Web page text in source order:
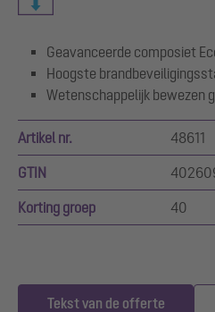
Geavanceerde composiet
Hoogste
Wetenschappelijk bewezen
Artikel nr. 48611
GTIN
Korting groep 40
Tekst van de offerte